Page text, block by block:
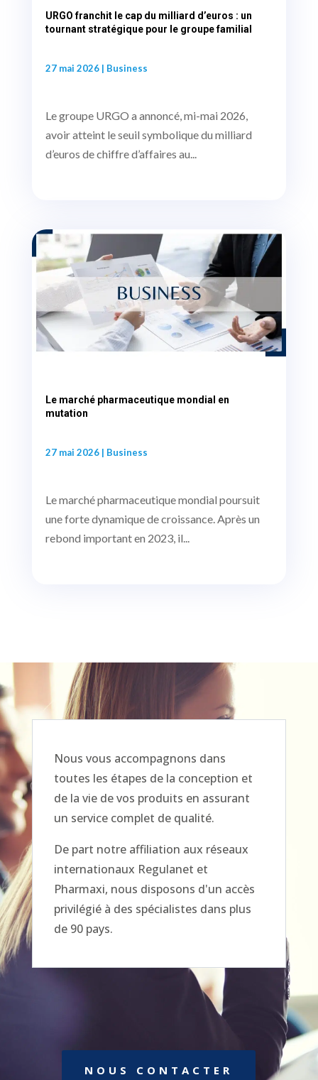
URGO franchit le cap du milliard d’euros : un
tournant stratégique pour le groupe familial
27 mai 2026| Business
Le groupe URGO a annoncé, mi-mai 2026,
avoir atteint le seuil symbolique du milliard
d’euros de chiffre d’affaires au...
Le marché pharmaceutique mondial en
mutation
27 mai 2026| Business
Le marché pharmaceutique mondial poursuit
une forte dynamique de croissance. Après un
rebond important en 2023, il...
Nous vous accompagnons dans
toutes les étapes de la conception et
de la vie de vos produits en assurant
un service complet de qualité.
De part notre affiliation aux réseaux
internationaux Regulanet et
Pharmaxi, nous disposons d'un accès
privilégié à des spécialistes dans plus
de 90 pays.
NOUS CONTACTER